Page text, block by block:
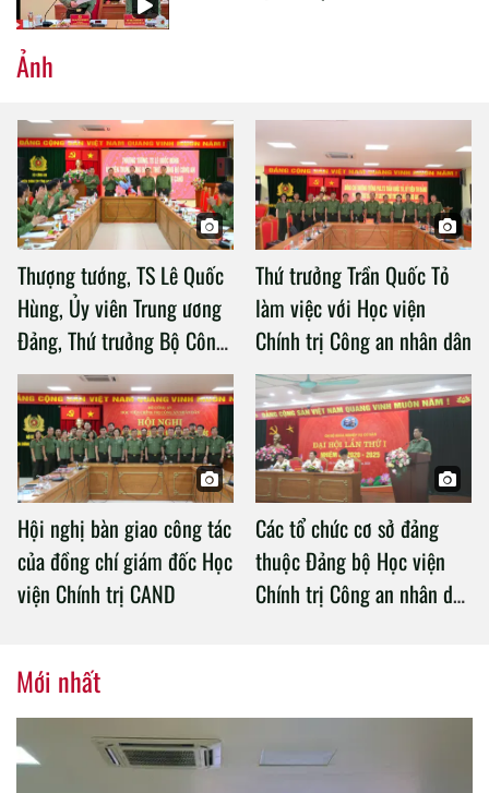
Ảnh
Thượng tướng, TS Lê Quốc
Hùng, Ủy viên Trung ương
Đảng, Thứ trưởng Bộ Công
an làm việc với Học viện
Chính trị Công an nhân dân
Thứ trưởng Trần Quốc Tỏ
làm việc với Học viện
Chính trị Công an nhân dân
Hội nghị bàn giao công tác
của đồng chí giám đốc Học
viện Chính trị CAND
Các tổ chức cơ sở đảng
thuộc Đảng bộ Học viện
Chính trị Công an nhân dân
Mới nhất